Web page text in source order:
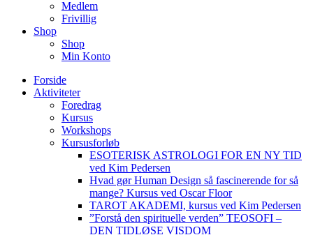
Medlem
Frivillig
Shop
Shop
Min Konto
Forside
Aktiviteter
Foredrag
Kursus
Workshops
Kursusforløb
ESOTERISK ASTROLOGI FOR EN NY TID
ved Kim Pedersen
Hvad gør Human Design så fascinerende for så
mange? Kursus ved Oscar Floor
TAROT AKADEMI, kursus ved Kim Pedersen
”Forstå den spirituelle verden” TEOSOFI –
DEN TIDLØSE VISDOM